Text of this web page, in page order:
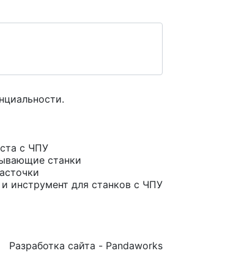
.
с ЧПУ
станки
инструмент для станков с ЧПУ
Разработка сайта - Pandaworks